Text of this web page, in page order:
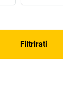
Filtrirati